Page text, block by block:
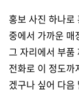
홍보 사진 하나로
중에서 가까운 매
그 자리에서 부
전화로 이 정도
겠구나 싶어 다음